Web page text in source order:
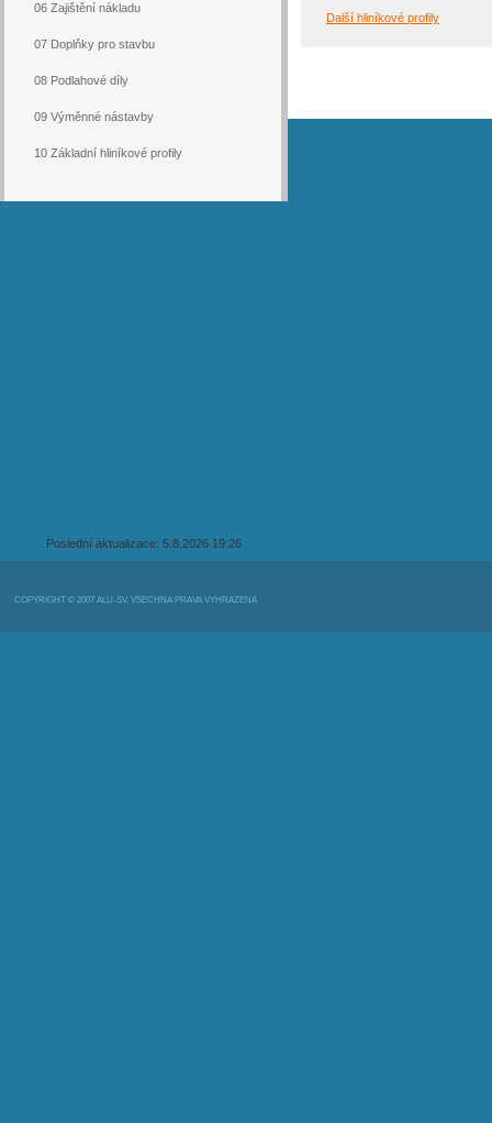
Poslední aktualizace: 5.8.2026 19:26
06 Zajištění nákladu
07 Doplňky pro stavbu
08 Podlahové díly
09 Výměnné nástavby
10 Základní hliníkové profily
Další hliníkové profily
COPYRIGHT © 2007 ALU-SV, VŠECHNA PRÁVA VYHRAZENA